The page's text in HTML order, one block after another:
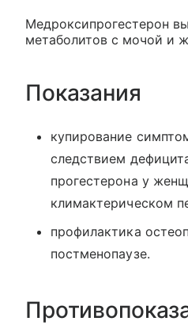
Медроксипрогестерон
метаболитов с мочой и
Показания
купирование
следствием
прогестерона у
климактерическом
профилактика
постменопаузе.